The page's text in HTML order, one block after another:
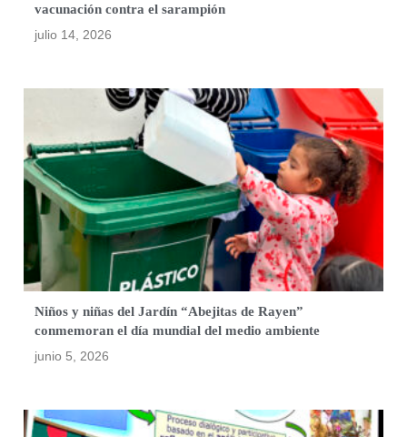
vacunación contra el sarampión
julio 14, 2026
Niños y niñas del Jardín “Abejitas de Rayen”
conmemoran el día mundial del medio ambiente
junio 5, 2026